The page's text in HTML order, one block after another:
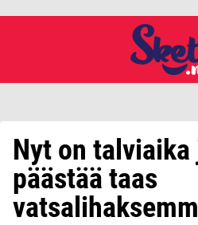
Nyt on
päästää taas